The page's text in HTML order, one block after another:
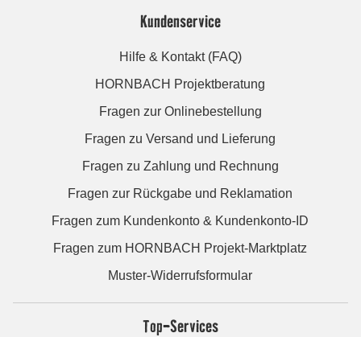
Kundenservice
Hilfe & Kontakt (FAQ)
HORNBACH Projektberatung
Fragen zur Onlinebestellung
Fragen zu Versand und Lieferung
Fragen zu Zahlung und Rechnung
Fragen zur Rückgabe und Reklamation
Fragen zum Kundenkonto & Kundenkonto-ID
Fragen zum HORNBACH Projekt-Marktplatz
Muster-Widerrufsformular
Top-Services